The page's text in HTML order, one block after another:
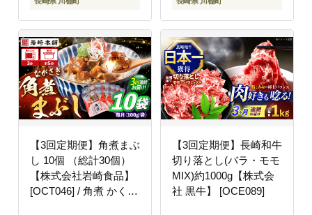
【3回定期便】角煮まぶ
し 10個 （総計30個）
【株式会社岩崎食品】
[OCT046] / 角煮 かくに
【3回定期便】長崎和牛
切り落とし(バラ・モモ
MIX)約1000g【株式会
社 黒牛】 [OCE089]